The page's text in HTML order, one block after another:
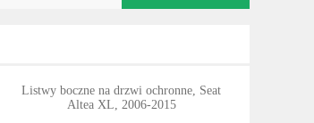
Listwy boczne na drzwi ochronne, Seat
Altea XL, 2006-2015